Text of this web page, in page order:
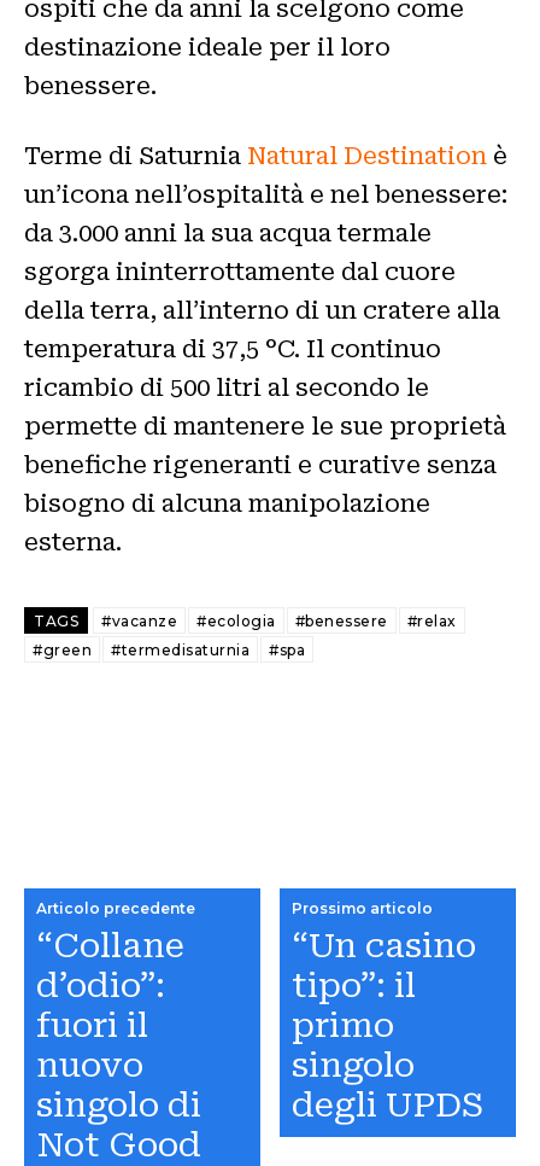
ospiti che da anni la scelgono come
destinazione ideale per il loro
benessere.
Terme di Saturnia Natural Destination è
un’icona nell’ospitalità e nel benessere:
da 3.000 anni la sua acqua termale
sgorga ininterrottamente dal cuore
della terra, all’interno di un cratere alla
temperatura di 37,5 °C. Il continuo
ricambio di 500 litri al secondo le
permette di mantenere le sue proprietà
benefiche rigeneranti e curative senza
bisogno di alcuna manipolazione
esterna.
TAGS #vacanze #ecologia #benessere
#relax
#green
#termedisaturnia #spa
Articolo precedente
“Collane
d’odio”:
fuori il
nuovo
singolo di
Not Good
Prossimo articolo
“Un casino
tipo”: il
primo
singolo
degli UPDS